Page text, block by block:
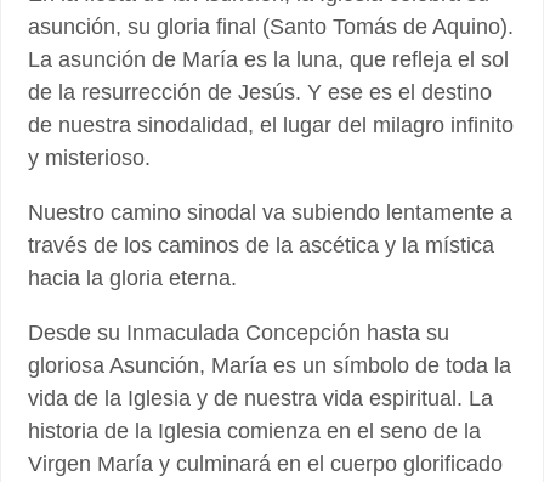
asunción, su gloria final (Santo Tomás de Aquino).
La asunción de María es la luna, que refleja el sol
de la resurrección de Jesús. Y ese es el destino
de nuestra sinodalidad, el lugar del milagro infinito
y misterioso.
Nuestro camino sinodal va subiendo lentamente a
través de los caminos de la ascética y la mística
hacia la gloria eterna.
Desde su Inmaculada Concepción hasta su
gloriosa Asunción, María es un símbolo de toda la
vida de la Iglesia y de nuestra vida espiritual. La
historia de la Iglesia comienza en el seno de la
Virgen María y culminará en el cuerpo glorificado